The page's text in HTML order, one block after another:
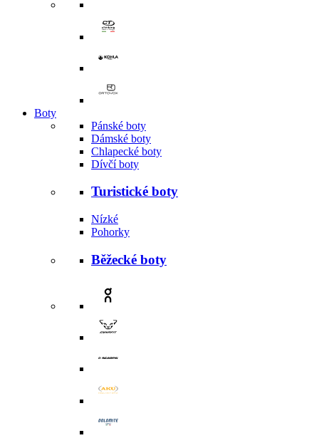
Boty
Pánské boty
Dámské boty
Chlapecké boty
Dívčí boty
Turistické boty
Nízké
Pohorky
Běžecké boty